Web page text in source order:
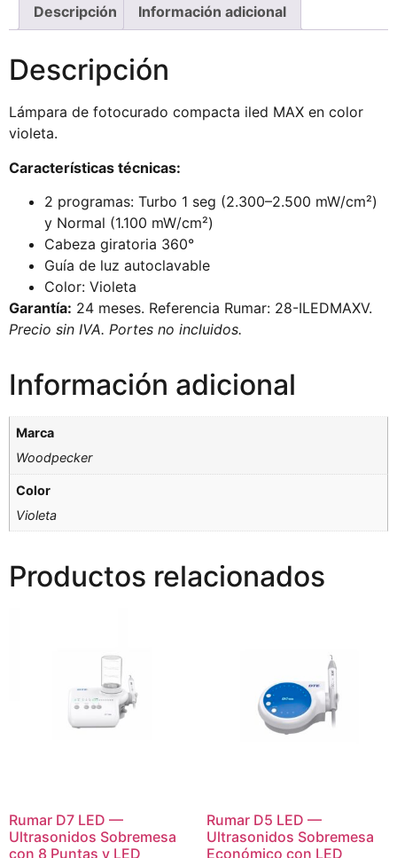
Descripción Información adicional
Descripción
Lámpara de fotocurado compacta iled MAX en color
violeta.
Características técnicas:
2 programas: Turbo 1 seg (2.300–2.500 mW/cm²)
y Normal (1.100 mW/cm²)
Cabeza giratoria 360°
Guía de luz autoclavable
Color: Violeta
Garantía: 24 meses. Referencia Rumar: 28-ILEDMAXV.
Precio sin IVA. Portes no incluidos.
Información adicional
Marca
Woodpecker
Color
Violeta
Productos relacionados
Rumar D7 LED —
Ultrasonidos Sobremesa
con 8 Puntas y LED
Rumar D5 LED —
Ultrasonidos Sobremesa
Económico con LED